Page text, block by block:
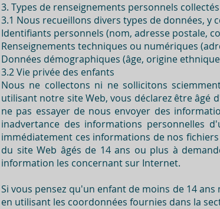
3. Types de renseignements personnels collectés
3.1 Nous recueillons divers types de données, y
Identifiants personnels (nom, adresse postale,
Renseignements techniques ou numériques
Données démographiques (âge, origine
3.2 Vie privée des enfants
Nous ne collectons ni ne sollicitons
utilisant notre site Web, vous déclarez être âgé
ne pas essayer de nous envoyer des
inadvertance des informations personnelles
immédiatement ces informations de nos
du site Web âgés de 14 ans ou plus à
information les concernant sur Internet.
Si vous pensez qu'un enfant de moins de 14
en utilisant les coordonnées fournies dans la